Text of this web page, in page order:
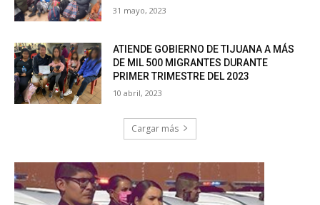
31 mayo, 2023
ATIENDE GOBIERNO DE TIJUANA A MÁS
DE MIL 500 MIGRANTES DURANTE
PRIMER TRIMESTRE DEL 2023
10 abril, 2023
Cargar más